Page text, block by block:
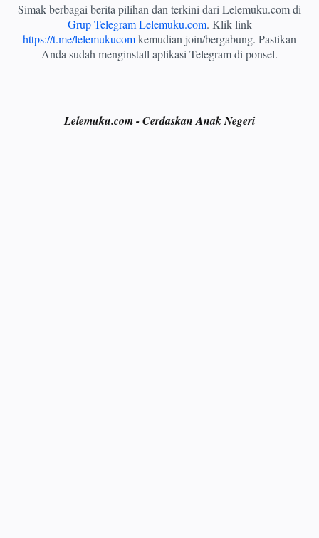
Simak berbagai berita pilihan dan terkini dari Lelemuku.com di
Grup Telegram Lelemuku.com. Klik link
https://t.me/lelemukucomkemudian join/bergabung. Pastikan
Anda sudah menginstall aplikasi Telegram di ponsel.
Lelemuku.com - Cerdaskan Anak Negeri